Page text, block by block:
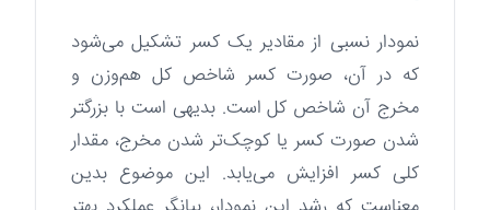
نمودار نسبی از مقادیر یک کسر تشکیل می‌شود
که در آن، صورت کسر شاخص کل هم‌وزن و
مخرج آن شاخص کل است. بدیهی است با بزرگتر
شدن صورت کسر یا کوچک‌تر شدن مخرج، مقدار
کلی کسر افزایش می‌یابد. این موضوع بدین